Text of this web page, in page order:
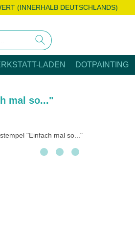
(INNERHALB DEUTSCHLANDS)
LADEN DOTPAINTING
mal so..."